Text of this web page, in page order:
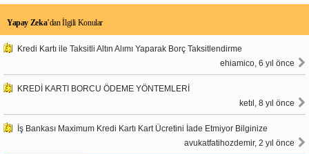
Yapay Zeka’dan İlgili Konular
Kredi Kartı ile Taksitli Altın Alımı Yaparak Borç Taksitlendirme
ehiamico, 6 yıl önce
KREDİ KARTI BORCU ÖDEME YÖNTEMLERİ
ketıl, 8 yıl önce
İş Bankası Maximum Kredi Kartı Kart Ücretini İade Etmiyor Bilginize
avukatfatihozdemir, 2 yıl önce